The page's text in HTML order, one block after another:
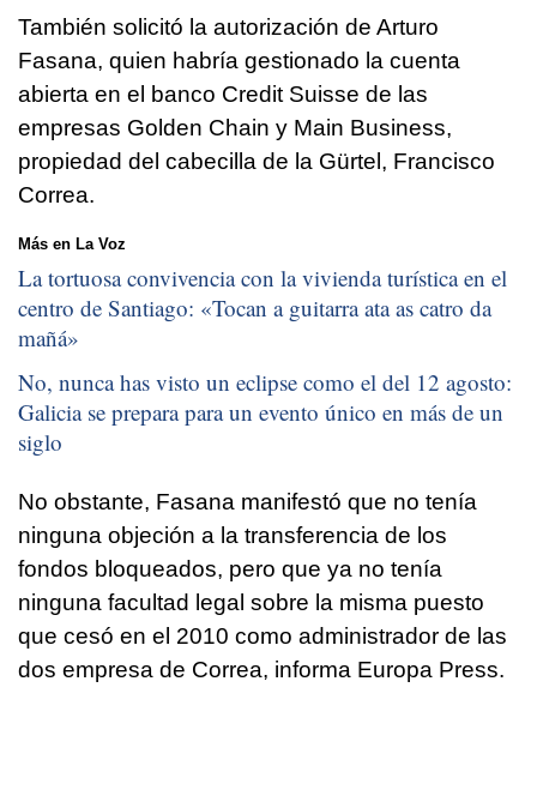
También solicitó la autorización de Arturo
Fasana, quien habría gestionado la cuenta
abierta en el banco Credit Suisse de las
empresas Golden Chain y Main Business,
propiedad del cabecilla de la Gürtel, Francisco
Correa.
Más en La Voz
La tortuosa convivencia con la vivienda turística en el
centro de Santiago: «Tocan a guitarra ata as catro da
mañá»
No, nunca has visto un eclipse como el del 12 agosto:
Galicia se prepara para un evento único en más de un
siglo
No obstante, Fasana manifestó que no tenía
ninguna objeción a la transferencia de los
fondos bloqueados, pero que ya no tenía
ninguna facultad legal sobre la misma puesto
que cesó en el 2010 como administrador de las
dos empresa de Correa, informa Europa Press.